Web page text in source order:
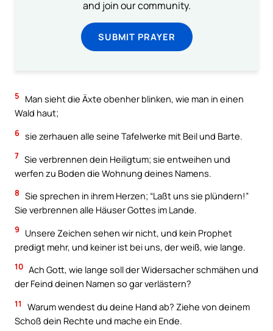
and join our community.
SUBMIT PRAYER
5
Man sieht die Äxte obenher blinken, wie man in einen
Wald haut;
6 sie zerhauen alle seine Tafelwerke mit Beil und Barte.
7 Sie verbrennen dein Heiligtum; sie entweihen und
werfen zu Boden die Wohnung deines Namens.
8 Sie sprechen in ihrem Herzen; “Laßt uns sie plündern!”
Sie verbrennen alle Häuser Gottes im Lande.
9
Unsere Zeichen sehen wir nicht, und kein Prophet
predigt mehr, und keiner ist bei uns, der weiß, wie lange.
10 Ach Gott, wie lange soll der Widersacher schmähen und
der Feind deinen Namen so gar verlästern?
11
Warum wendest du deine Hand ab? Ziehe von deinem
Schoß dein Rechte und mache ein Ende.